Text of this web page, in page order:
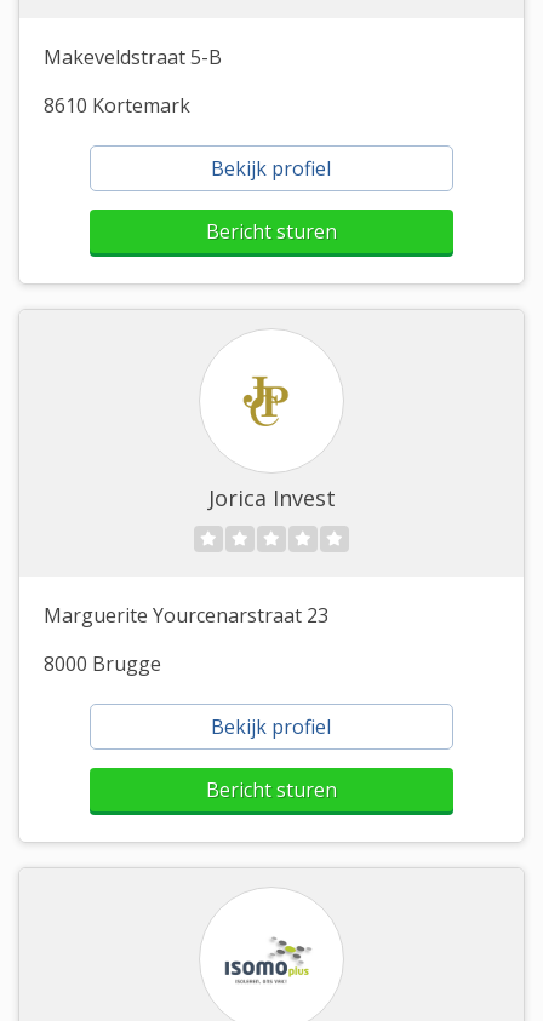
Makeveldstraat 5-B
8610 Kortemark
Bekijk profiel
Bericht sturen
Jorica Invest
Marguerite Yourcenarstraat 23
8000 Brugge
Bekijk profiel
Bericht sturen